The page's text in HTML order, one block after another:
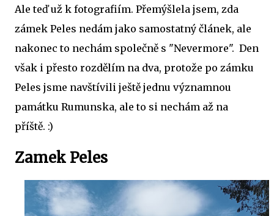
Ale teď už k fotografiím. Přemýšlela jsem, zda
zámek Peles nedám jako samostatný článek, ale
nakonec to nechám společně s "Nevermore". Den
však i přesto rozdělím na dva, protože po zámku
Peles jsme navštívili ještě jednu významnou
památku Rumunska, ale to si nechám až na
příště. :)
Zamek Peles